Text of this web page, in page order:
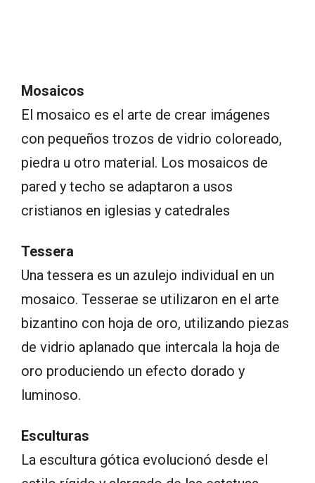
Mosaicos
El mosaico es el arte de crear imágenes
con pequeños trozos de vidrio coloreado,
piedra u otro material. Los mosaicos de
pared y techo se adaptaron a usos
cristianos en iglesias y catedrales
Tessera
Una tessera es un azulejo individual en un
mosaico. Tesserae se utilizaron en el arte
bizantino con hoja de oro, utilizando piezas
de vidrio aplanado que intercala la hoja de
oro produciendo un efecto dorado y
luminoso.
Esculturas
La escultura gótica evolucionó desde el